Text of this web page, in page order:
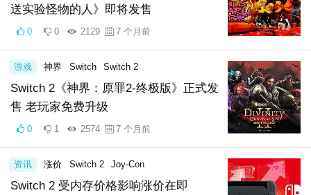
送实验怪物的人》即将发售
0 0 2129 7 个月前
Switch 2《神界：原罪2-终极版》正式发
售 老玩家免费升级
游戏 神界 Switch Switch 2
0 1 2574 7 个月前
Switch 2 受内存价格影响涨价在即
资讯 涨价 Switch 2 Joy-Con